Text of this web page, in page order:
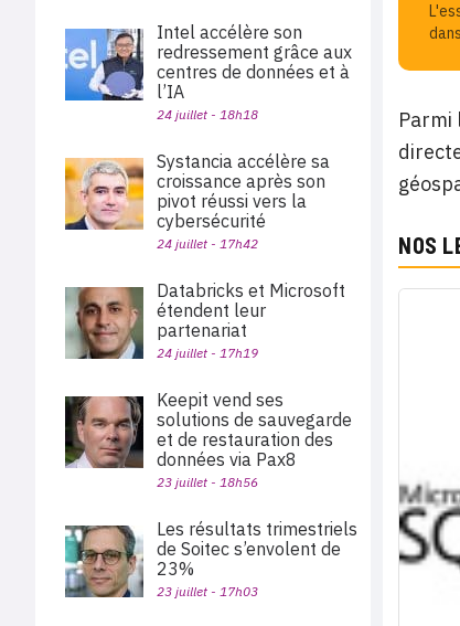
Parmi
NOS
Intel accélère son
redressement grâce aux
centres de données et à
l’IA
24 juillet - 18h18
Systancia accélère sa
croissance après son
pivot réussi vers la
cybersécurité
24 juillet - 17h42
Databricks et Microsoft
étendent leur
partenariat
24 juillet - 17h19
Keepit vend ses
solutions de sauvegarde
et de restauration des
données via Pax8
23 juillet - 18h56
Les résultats trimestriels
de Soitec s’envolent de
23%
23 juillet - 17h03